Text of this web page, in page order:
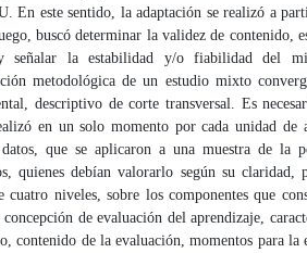
En este sentido, la adaptación se realizó a
buscó determinar la validez de contenido,
señalar la estabilidad y/o fiabilidad del
metodológica de un estudio mixto
descriptivo de corte transversal. Es
en un solo momento por cada unidad de
que se aplicaron a una muestra de la
quienes debían valorarlo según su claridad,
niveles, sobre los componentes que
de evaluación del aprendizaje,
contenido de la evaluación, momentos para la